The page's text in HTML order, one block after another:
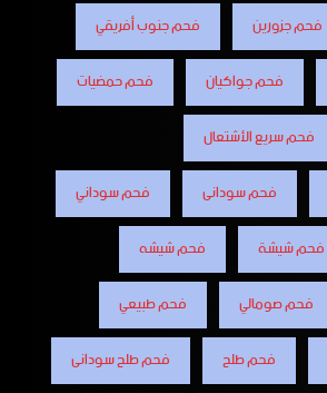
فحم جزورين
فحم جنوب أفريقي
فحم جواكيان
فحم حمضيات
فحم سريع الأشتعال
فحم سودانى
فحم سوداني
فحم شيشة
فحم شيشه
فحم صومالي
فحم طبيعي
فحم طلح
فحم طلح سودانى